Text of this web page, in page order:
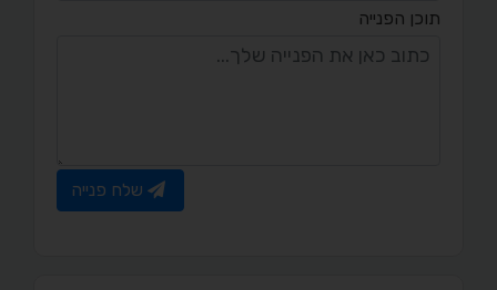
תוכן הפנייה
שלח פנייה